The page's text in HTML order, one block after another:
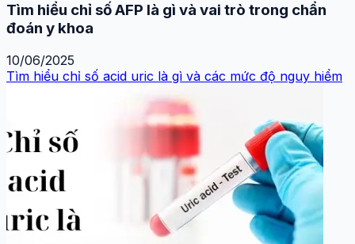
Tìm hiểu chỉ số AFP là gì và vai trò trong chẩn
đoán y khoa
10/06/2025
Tìm hiểu chỉ số acid uric là gì và các mức độ nguy hiểm